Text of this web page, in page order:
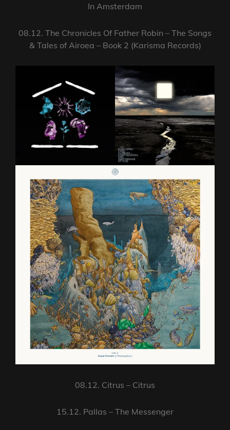
In Amsterdam
08.12. The Chronicles Of Father Robin – The Songs
& Tales of Airoea – Book 2 (Karisma Records)
08.12. Citrus – Citrus
15.12. Pallas – The Messenger